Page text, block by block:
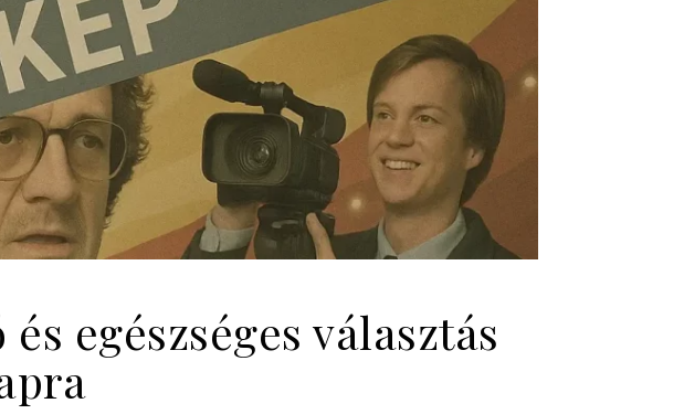
egészséges választás